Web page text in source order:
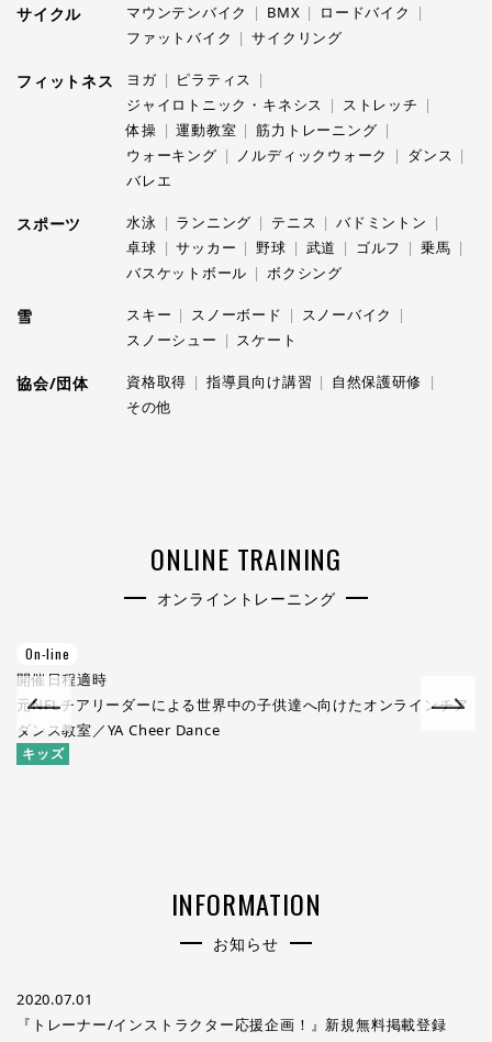
サイクル マウンテンバイク BMX
ロードバイク
ファットバイク
サイクリング
フィットネス ヨガ
ピラティス
ジャイロトニック・キネシス
ストレッチ
体操
運動教室
筋力トレーニング
ウォーキング
ノルディックウォーク
ダンス
バレエ
スポーツ 水泳 ランニング テニス
バドミントン
卓球
サッカー 野球 武道 ゴルフ
乗馬
バスケットボール
ボクシング
雪 スキー スノーボード
スノーバイク
スノーシュー
スケート
協会/団体 資格取得 指導員向け講習
自然保護研修
その他
ONLINE TRAINING
オンライントレーニング
On-line
開催日程適時
元NFLチアリーダーによる世界中の子供達へ向けたオンラインチア
ダンス教室／YA Cheer Dance
キッズ
INFORMATION
お知らせ
2020.07.01
『トレーナー/インストラクター応援企画！』新規無料掲載登録